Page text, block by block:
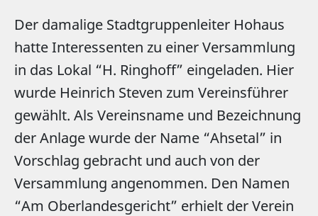
Der damalige Stadtgruppenleiter Hohaus
hatte Interessenten zu einer Versammlung
in das Lokal “H. Ringhoff” eingeladen. Hier
wurde Heinrich Steven zum Vereinsführer
gewählt. Als Vereinsname und Bezeichnung
der Anlage wurde der Name “Ahsetal” in
Vorschlag gebracht und auch von der
Versammlung angenommen. Den Namen
“Am Oberlandesgericht” erhielt der Verein